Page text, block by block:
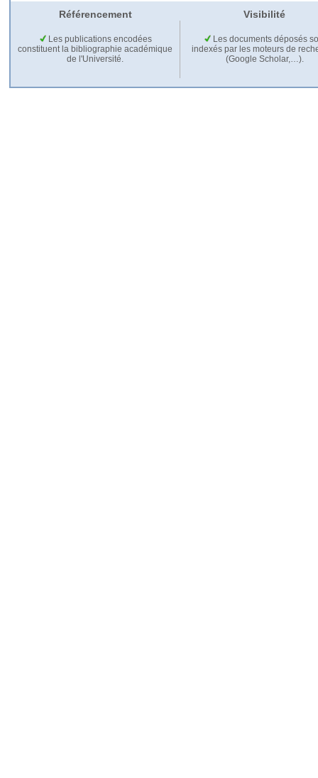
Référencement Visibilité
Les publications encodées
constituent la bibliographie académique
de l'Université.
Les documents déposés
indexés par les moteurs de
(Google Scholar,…).